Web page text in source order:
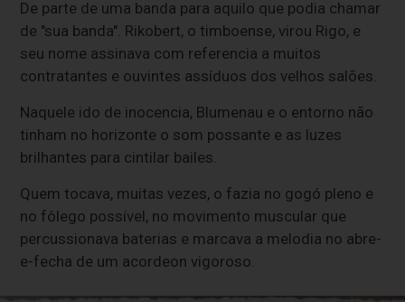
De parte de uma banda para aquilo que podia chamar
de "sua banda". Rikobert, o timboense, virou Rigo, e
seu nome assinava com referencia a muitos
contratantes e ouvintes assíduos dos velhos salões.
Naquele ido de inocencia, Blumenau e o entorno não
tinham no horizonte o som possante e as luzes
brilhantes para cintilar bailes.
Quem tocava, muitas vezes, o fazia no gogó pleno e
no fôlego possível, no movimento muscular que
percussionava baterias e marcava a melodia no abre-
e-fecha de um acordeon vigoroso.